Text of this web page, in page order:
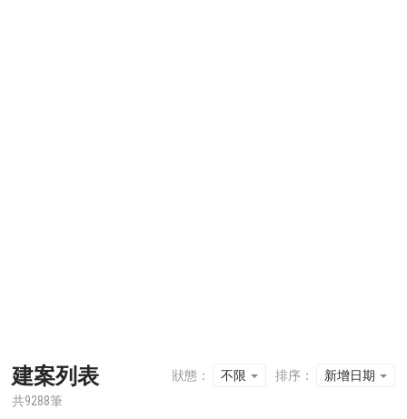
建案列表
共9288筆
狀態： 不限 排序： 新增日期